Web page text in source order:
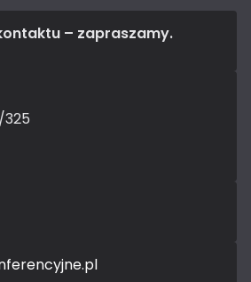
– zapraszamy.
325